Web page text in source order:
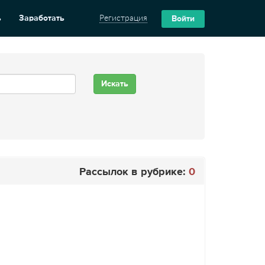
Заработать Регистрация Войти
Рассылок в рубрике: 0